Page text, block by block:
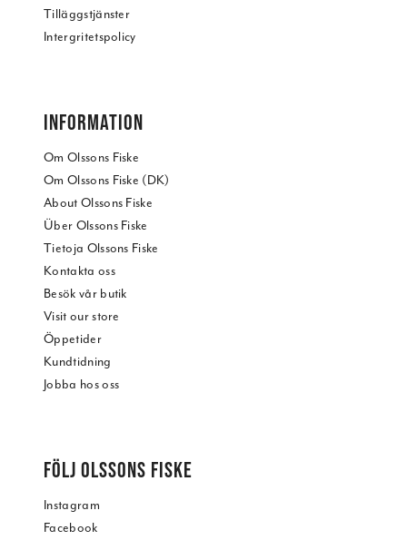
Tilläggstjänster
Intergritetspolicy
INFORMATION
Om Olssons Fiske
Om Olssons Fiske (DK)
About Olssons Fiske
Über Olssons Fiske
Tietoja Olssons Fiske
Kontakta oss
Besök vår butik
Visit our store
Öppetider
Kundtidning
Jobba hos oss
FÖLJ OLSSONS FISKE
Instagram
Facebook